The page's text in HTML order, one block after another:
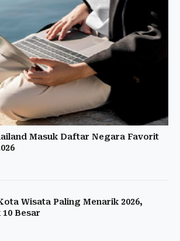
Masuk Daftar Negara Favorit
Wisata Paling Menarik 2026,
Besar